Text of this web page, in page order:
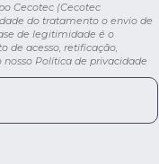
Cecotec (Cecotec
do tratamento o envio de
de legitimidade é o
de acesso, retificação,
nosso Política de privacidade